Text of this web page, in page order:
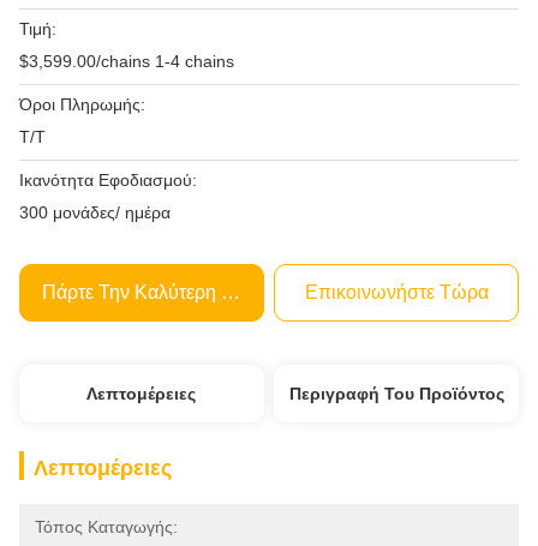
Τιμή:
$3,599.00/chains 1-4 chains
Όροι Πληρωμής:
Τ/Τ
Ικανότητα Εφοδιασμού:
300 μονάδες/ ημέρα
Πάρτε Την Καλύτερη Τιμή Επικοινωνήστε Τώρα
Λεπτομέρειες Περιγραφή Του Προϊόντος
Λεπτομέρειες
Τόπος Καταγωγής: